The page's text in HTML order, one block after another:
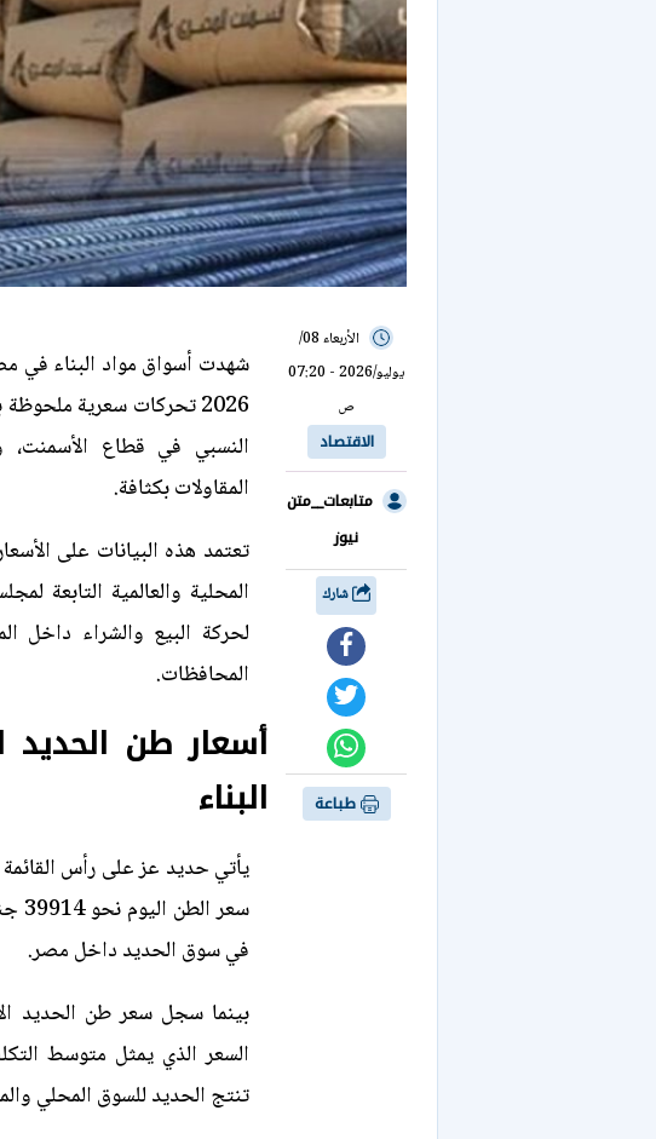
الأربعاء 08/
يوليو/2026 - 07:20
ص
الاقتصاد
متابعات__متن
نيوز
طباعة
2026 تحركات سعرية
النسبي في قطاع الأسمنت،
المقاولات بكثافة.
تعتمد هذه البيانات على
المحلية والعالمية التابعة
لحركة البيع والشراء داخل
المحافظات.
أسعار طن
البناء
يأتي حديد عز على رأس
سعر
في سوق الحديد داخل مصر.
السعر الذي يمثل متوسط
تنتج الحديد للسوق المحلي